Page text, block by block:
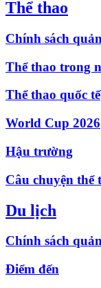
Thể thao
Chính sách
Thể thao trong
Thể thao quốc tế
World Cup 2026
Hậu trường
Câu chuyện thể
Du lịch
Chính sách
Điểm đến